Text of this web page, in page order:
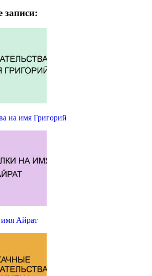
записи:
на имя Григорий
Айрат